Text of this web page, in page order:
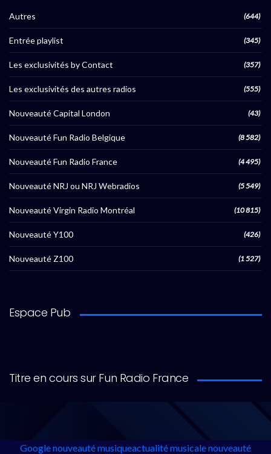
Autres (644)
Entrée playlist (345)
Les exclusivités by Contact (357)
Les exclusivités des autres radios (555)
Nouveauté Capital London (43)
Nouveauté Fun Radio Belgique (8 582)
Nouveauté Fun Radio France (4 495)
Nouveauté NRJ ou NRJ Webradios (5 549)
Nouveauté Virgin Radio Montréal (10 815)
Nouveauté Y100 (426)
Nouveauté Z100 (1 527)
Espace Pub
Titre en cours sur Fun Radio France
Googlenouveauté musiqueactualité musicalenouveauté